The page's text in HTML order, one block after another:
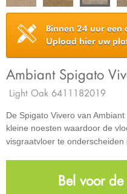
Binnen 24 uur een
Upload hier uw
Ambiant Spigato
Light Oak 6411182019
De Spigato Vivero van
kleine noesten waardoor de
visgraatvloer te onderscheiden
Bel voor